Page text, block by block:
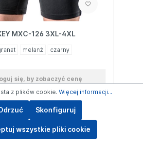
MXC-126 3XL-4XL
melanż czarny
się, by zobaczyć cenę
Szczegóły
z plików cookie. Więcej informacji...
Skonfiguruj
wszystkie pliki cookie